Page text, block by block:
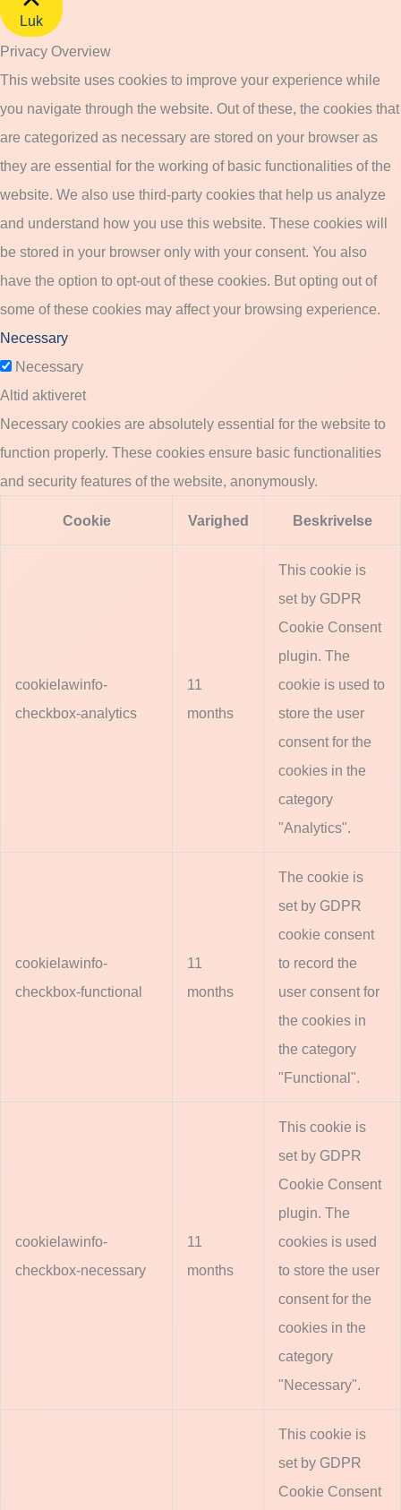
Luk
Privacy Overview
This website uses cookies to improve your experience while
you navigate through the website. Out of these, the cookies that
are categorized as necessary are stored on your browser as
they are essential for the working of basic functionalities of the
website. We also use third-party cookies that help us analyze
and understand how you use this website. These cookies will
be stored in your browser only with your consent. You also
have the option to opt-out of these cookies. But opting out of
some of these cookies may affect your browsing experience.
Necessary
Necessary
Altid aktiveret
Necessary cookies are absolutely essential for the website to
function properly. These cookies ensure basic functionalities
and security features of the website, anonymously.
Cookie Varighed Beskrivelse
cookielawinfo-
checkbox-analytics
11
months
This cookie is
set by GDPR
Cookie Consent
plugin. The
cookie is used to
store the user
consent for the
cookies in the
category
"Analytics".
cookielawinfo-
checkbox-functional
11
months
The cookie is
set by GDPR
cookie consent
to record the
user consent for
the cookies in
the category
"Functional".
cookielawinfo-
checkbox-necessary
11
months
This cookie is
set by GDPR
Cookie Consent
plugin. The
cookies is used
to store the user
consent for the
cookies in the
category
"Necessary".
This cookie is
set by GDPR
Cookie Consent